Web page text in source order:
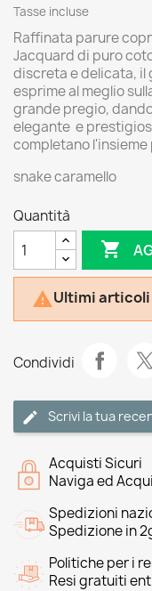
Tasse incluse
Raffinata parure
Jacquard di puro
discreta e delicata, il
esprime al meglio
grande pregio,
elegante e
completano l'insieme
snake caramello
Quantità

Ultimi
Condividi
Scrivi la tua
Acquisti Sicuri
Naviga ed
Spedizioni
Spedizione in
Politiche per i
Resi gratuiti